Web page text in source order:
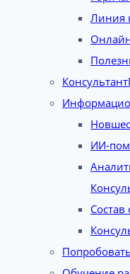
Линия
ИИ-
Состав
Попробовать